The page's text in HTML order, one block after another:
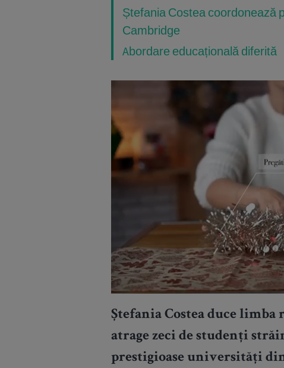
Ștefania Costea coordonează
Cambridge
Abordare educațională diferită
Ștefania Costea duce
atrage zeci de studenți
prestigioase universități